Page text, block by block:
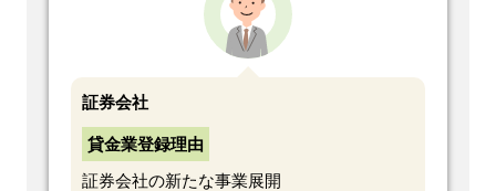
証券会社
貸金業登録理由
証券会社の新たな事業展開